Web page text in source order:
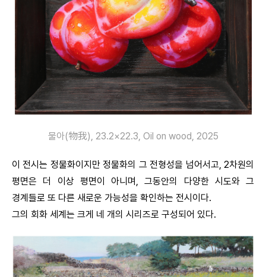
물아(物我), 23.2×22.3, Oil on wood, 2025
이 전시는 정물화이지만 정물화의 그 전형성을 넘어서고, 2차원의
평면은 더 이상 평면이 아니며, 그동안의 다양한 시도와 그
경계들로 또 다른 새로운 가능성을 확인하는 전시이다.
그의 회화 세계는 크게 네 개의 시리즈로 구성되어 있다.